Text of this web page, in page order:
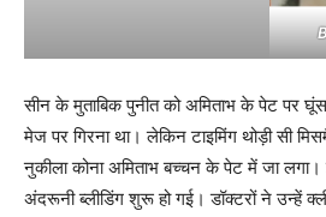
सीन के मुताबिक पुनीत को अमिताभ के पेट पर
मेज पर गिरना था। लेकिन टाइमिंग थोड़ी सी
नुकीला कोना अमिताभ बच्चन के पेट में जा
अंदरूनी ब्लीडिंग शुरू हो गई। डॉक्टरों ने उन्हें